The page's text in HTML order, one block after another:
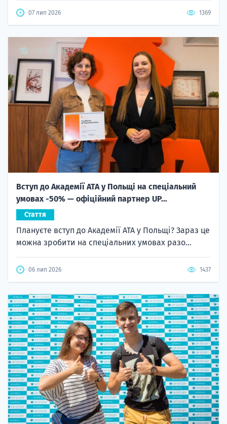
07 лип 2026 1369
Вступ до Академії ATA у Польщі на спеціальний
умовах -50% — офіційний партнер UP...
Стаття
Плануєте вступ до Академії ATA у Польщі? Зараз це
можна зробити на спеціальних умовах разо...
06 лип 2026 1437